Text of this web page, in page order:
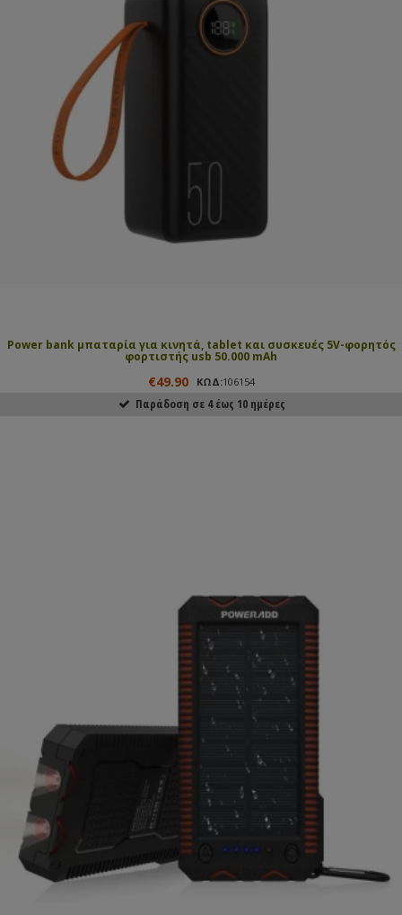
Power bank μπαταρία για κινητά, tablet και συσκευές 5V-φορητός
φορτιστής usb 50.000 mAh
€49.90 ΚΩΔ:106154
Παράδοση σε 4 έως 10 ημέρες